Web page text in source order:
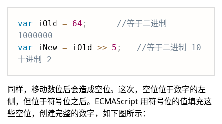
var iOld = 64 ;
//等于二进制
1000000
var iNew = iOld >> 5 ;
//等于二进制 10
十进制 2
同样，移动数位后会造成空位。这次，空位位于数字的左
侧，但位于符号位之后。ECMAScript 用符号位的值填充这
些空位，创建完整的数字，如下图所示：